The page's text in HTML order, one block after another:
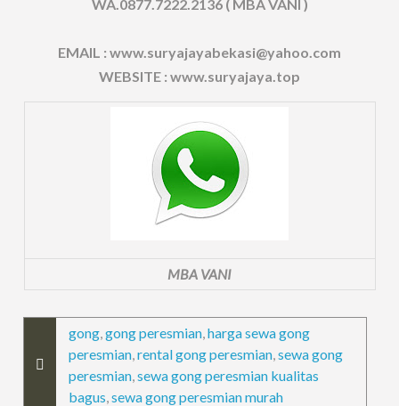
WA.0877.7222.2136 ( MBA VANI )
EMAIL : www.suryajayabekasi@yahoo.com
WEBSITE : www.suryajaya.top
MBA VANI
gong,gong peresmian,harga sewa gong
peresmian,rental gong peresmian,sewa gong
peresmian,sewa gong peresmian kualitas
bagus,sewa gong peresmian murah